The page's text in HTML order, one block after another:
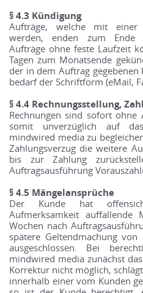
§ 4.3 Kündigung
Aufträge, welche mit einer
werden, enden zum Ende
Aufträge ohne feste Laufzeit
Tagen zum Monatsende
der in dem Auftrag
bedarf der Schriftform (eMail,
§ 4.4 Rechnungsstellung,
Rechnungen sind sofort
somit unverzüglich auf
mindwired media zu
Zahlungsverzug die weitere
bis zur Zahlung
Auftragsausführung
§ 4.5 Mängelansprüche
Der Kunde hat
Aufmerksamkeit auffallende
Wochen nach
spätere Geltendmachung
ausgeschlossen. Bei
mindwired media zunächst
Korrektur nicht möglich,
innerhalb einer vom Kunden